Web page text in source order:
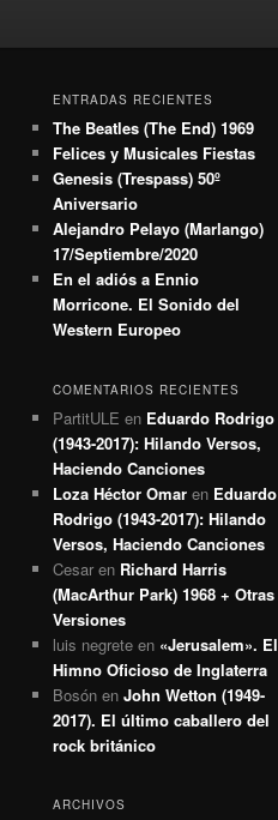
ENTRADAS RECIENTES
The Beatles (The End) 1969
Felices y Musicales Fiestas
Genesis (Trespass) 50º
Aniversario
Alejandro Pelayo (Marlango)
17/Septiembre/2020
En el adiós a Ennio
Morricone. El Sonido del
Western Europeo
COMENTARIOS RECIENTES
PartitULE en Eduardo Rodrigo
(1943-2017): Hilando Versos,
Haciendo Canciones
Loza Héctor Omar en Eduardo
Rodrigo (1943-2017): Hilando
Versos, Haciendo Canciones
Cesar en Richard Harris
(MacArthur Park) 1968 + Otras
Versiones
luis negrete en «Jerusalem». El
Himno Oficioso de Inglaterra
Bosón en John Wetton (1949-
2017). El último caballero del
rock británico
ARCHIVOS